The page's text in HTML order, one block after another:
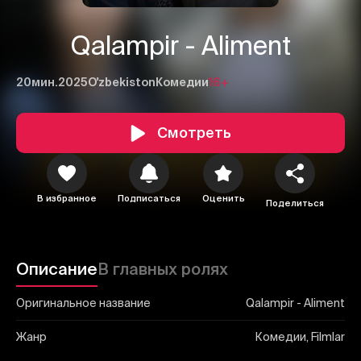
Qalampir - Aliment
20мин.2025O'zbekiston Комедии16+
Смотреть
В избранное Подписаться Оценить Поделиться
ОписаниеВ главных ролях
Оригинальное название Qalampir - Aliment
Жанр Комедии, Filmlar
1
Отправить
Отменить Авторизоваться